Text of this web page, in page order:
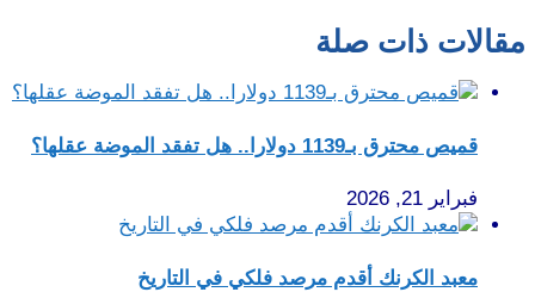
مقالات ذات صلة
قميص محترق بـ1139 دولارا.. هل تفقد الموضة عقلها؟
فبراير 21, 2026
معبد الكرنك أقدم مرصد فلكي في التاريخ